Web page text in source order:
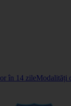
în 14 zileModalități